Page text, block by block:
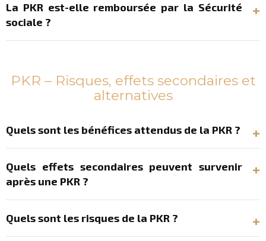
La PKR est-elle remboursée par la Sécurité
sociale ?
PKR – Risques, effets secondaires et
alternatives
Quels sont les bénéfices attendus de la PKR ?
Quels effets secondaires peuvent survenir
après une PKR ?
Quels sont les risques de la PKR ?